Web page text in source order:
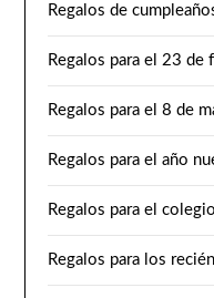
Regalos de
Regalos para el 23 de
Regalos para el 8 de
Regalos para el año
Regalos para el
Regalos para los